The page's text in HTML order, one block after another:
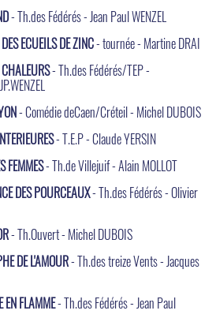
- Th.des Fédérés - Jean Paul WENZEL
ECUEILS DE ZINC- tournée - Martine DRAI
- Th.des Fédérés/TEP -
- Comédie deCaen/Créteil - Michel DUBOIS
- T.E.P - Claude YERSIN
FEMMES- Th.de Villejuif - Alain MOLLOT
DES POURCEAUX- Th.des Fédérés - Olivier
- Th.Ouvert - Michel DUBOIS
DE L'AMOUR- Th.des treize Vents - Jacques
EN FLAMME- Th.des Fédérés - Jean Paul